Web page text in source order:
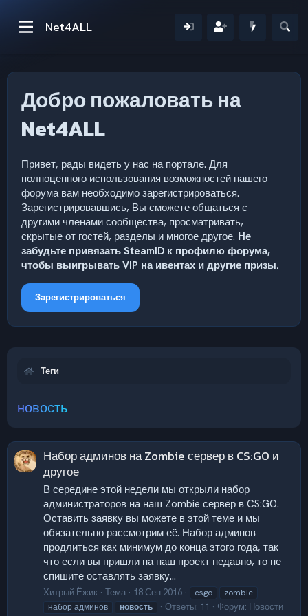
Net4ALL
Добро пожаловать на
Net4ALL
Привет, рады видеть у нас на портале. Для
полноценного использования возможностей нашего
форума вам необходимо зарегистрироваться.
Зарегистрировавшись, Вы сможете общаться с
другими членами сообщества, просматривать,
скрытые от гостей, разделы и многое другое. Не
забудьте привязать SteamID к профилю форума,
чтобы выигрывать VIP на ивентах и другие призы.
Зарегистрироваться
Теги
новость
Набор админов на Zombie сервер в CS:GO и
другое
В середине этой недели мы открыли набор
администраторов на наш Zombie сервер в CS:GO.
Оставить заявку вы можете в этой теме и мы
обязательно рассмотрим её. Набор админов
продлиться как минимум до конца этого года, так
что если вы пришли на наш проект недавно, то не
спишите оставлять заявку...
Хитрый Ёжик Тема 18 Сен 2016 csgo
zombie
набор админов
новость Ответы: 11 Форум: Новости